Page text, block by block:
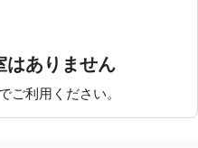
20:00
はありません
ご利用ください。